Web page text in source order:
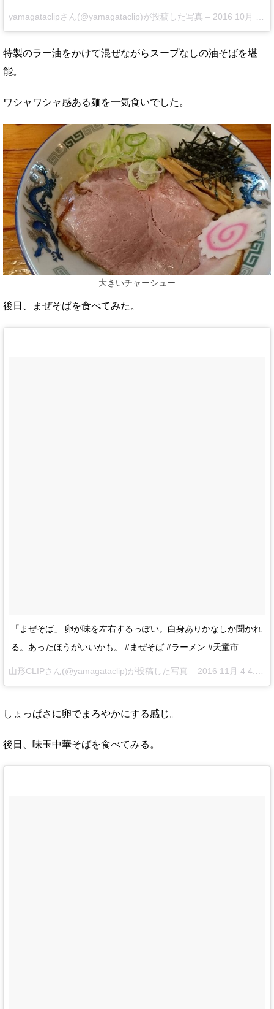
yamagataclipさん(@yamagataclip)が投稿した写真 – 2016 10月 28 5:37午前 PDT
特製のラー油をかけて混ぜながらスープなしの油そばを堪
能。
ワシャワシャ感ある麺を一気食いでした。
大きいチャーシュー
後日、まぜそばを食べてみた。
「まぜそば」 卵が味を左右するっぽい。白身ありかなしか聞かれ
る。あったほうがいいかも。 #まぜそば #ラーメン #天童市
山形CLIPさん(@yamagataclip)が投稿した写真 – 2016 11月 4 4:39午前 PDT
しょっぱさに卵でまろやかにする感じ。
後日、味玉中華そばを食べてみる。